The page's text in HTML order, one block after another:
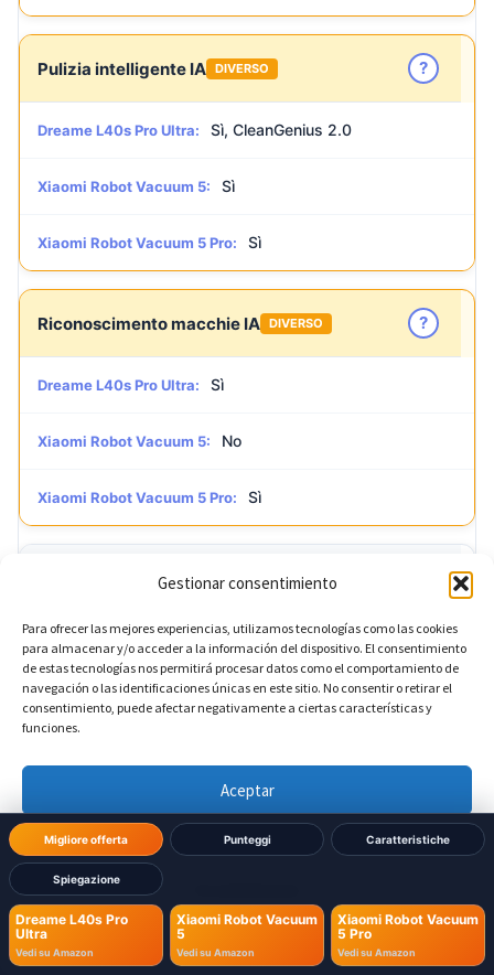
Gestionar consentimiento
Para ofrecer las mejores experiencias, utilizamos tecnologías como las cookies
para almacenar y/o acceder a la información del dispositivo. El consentimiento
de estas tecnologías nos permitirá procesar datos como el comportamiento de
navegación o las identificaciones únicas en este sitio. No consentir o retirar el
consentimiento, puede afectar negativamente a ciertas características y
funciones.
Aceptar
Denegar
Política de cookies Política de Privacidad Aviso Legal
Migliore offerta Punteggi Caratteristiche
Spiegazione
Dreame L40s Pro
Ultra
Vedi su Amazon
Xiaomi Robot Vacuum
5
Vedi su Amazon
Xiaomi Robot Vacuum
5 Pro
Vedi su Amazon
Pulizia intelligente IA DIVERSO ?
Dreame L40s Pro Ultra: Sì, CleanGenius 2.0
Xiaomi Robot Vacuum 5: Sì
Xiaomi Robot Vacuum 5 Pro: Sì
Riconoscimento macchie IA DIVERSO ?
Dreame L40s Pro Ultra: Sì
Xiaomi Robot Vacuum 5: No
Xiaomi Robot Vacuum 5 Pro: Sì
CPU / Algoritmo
Dreame L40s Pro Ultra: ?
Xiaomi Robot Vacuum 5: ?
Funzioni Avanzate
Capacità di superare gradini